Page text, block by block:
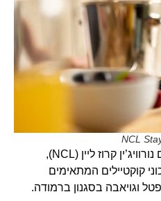
NCL
לרגל חגי תשרי, חברת הקרוזים נורוויג’ין קרוז ליין (NCL),
המתאימים
וגויאבה בסגנון ברמודה.